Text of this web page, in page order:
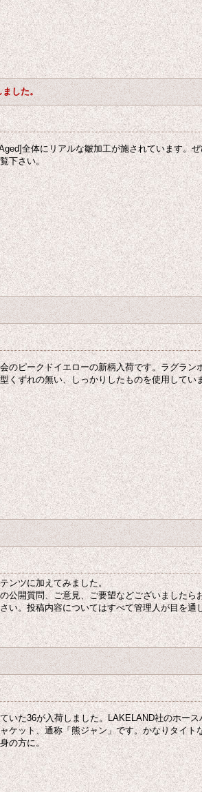
ました。
全体にリアルな皺加工が施されています。
下さい。
のピークドイエローの新柄入荷です。ラグラン
くずれの無い、しっかりしたものを使用してい
ンツに加えてみました。
公開質問、ご意見、ご要望などございましたら
い。投稿内容についてはすべて管理人が目を通
いた36が入荷しました。LAKELAND社のホース
ケット、通称「熊ジャン」です。かなりタイト
の方に。